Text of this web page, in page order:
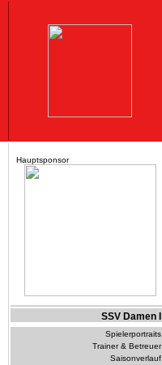
Hauptsponsor
SSV Damen I
Spielerportraits
Trainer & Betreuer
Saisonverlauf